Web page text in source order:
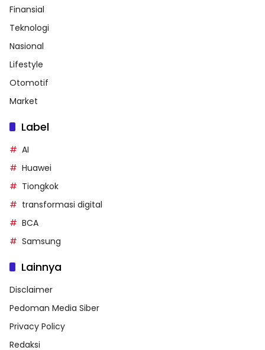
Finansial
Teknologi
Nasional
Lifestyle
Otomotif
Market
Label
AI
Huawei
Tiongkok
transformasi digital
BCA
Samsung
Lainnya
Disclaimer
Pedoman Media Siber
Privacy Policy
Redaksi